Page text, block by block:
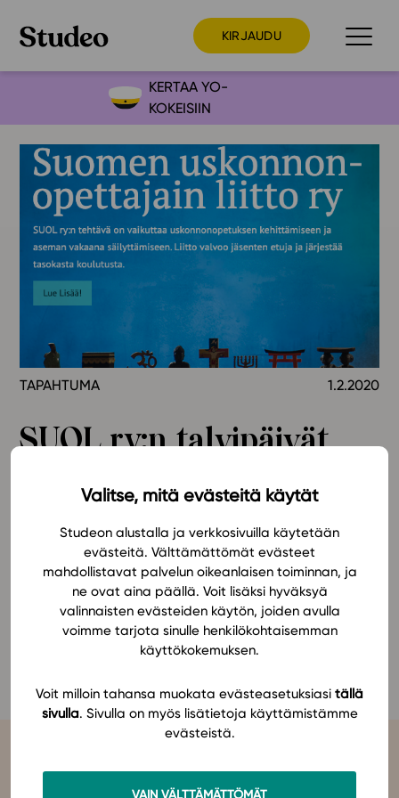
Valitse, mitä evästeitä käytät
Studeon alustalla ja verkkosivuilla käytetään
evästeitä. Välttämättömät evästeet
mahdollistavat palvelun oikeanlaisen toiminnan, ja
ne ovat aina päällä. Voit lisäksi hyväksyä
valinnaisten evästeiden käytön, joiden avulla
voimme tarjota sinulle henkilökohtaisemman
käyttökokemuksen.
Voit milloin tahansa muokata evästeasetuksiasi tällä
sivulla. Sivulla on myös lisätietoja käyttämistämme
evästeistä.
VAIN VÄLTTÄMÄTTÖMÄT
KIRJAUDU
Preppaaja
Opettaja
Opiskelija
Huoltaja
Kokeilutarjous
Ainstain
Alakoulu
Yläkoulu
Lukio
Ominaisuudet
Tapahtumakalenteri
Suosittelut
Ohjekeskus
Ohjevideot
Oppikirjailijat
Tilaa uutiskirje
KERTAA YO-
KOKEISIIN
TAPAHTUMA 1.2.2020
SUOL ry:n talvipäivät
Helsingissä
Studeon uskonnon oppimateriaalit
esittäytyvät uskonnon opettajien talvipäivillä
Helsingissä, jossa teemana tänä vuonna
ilmastokriisi ja uskonnot.